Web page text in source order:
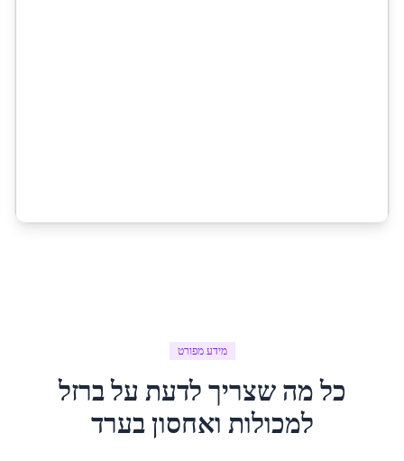
מידע מפורט
כל מה שצריך לדעת עלברזל
למכולות ואחסוןבערד